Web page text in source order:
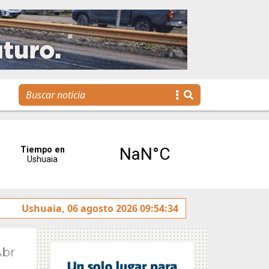
Tierra del Fuego presentó la Plataforma
Ushuaia, 06 agosto 2026 09:54:34